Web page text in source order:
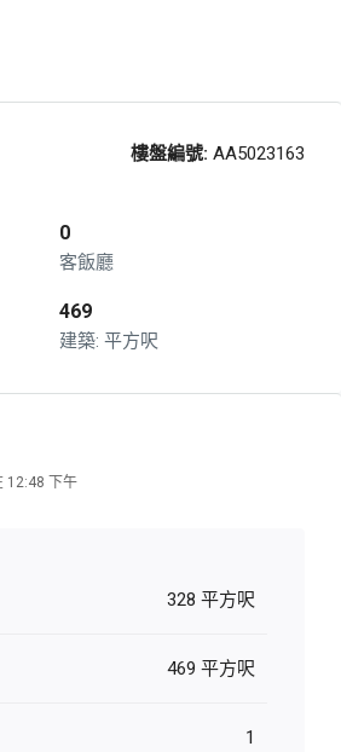
樓盤編號: AA5023163
0
客飯廳
469
平方呎
12:48 下午
328 平方呎
469 平方呎
1